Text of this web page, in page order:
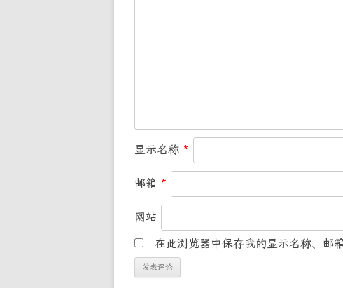
显示名称 *
邮箱 *
网站
在此浏览器中保存我的显示名称、邮